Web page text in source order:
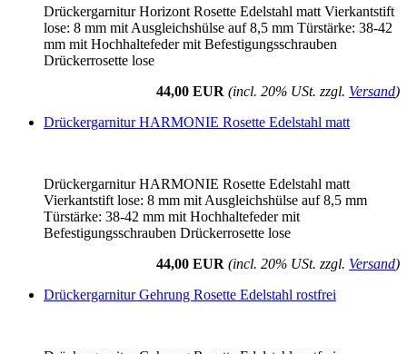
Drückergarnitur Horizont Rosette Edelstahl matt Vierkantstift
lose: 8 mm mit Ausgleichshülse auf 8,5 mm Türstärke: 38-42
mm mit Hochhaltefeder mit Befestigungsschrauben
Drückerrosette lose
44,00 EUR (incl. 20% USt. zzgl. Versand)
Drückergarnitur HARMONIE Rosette Edelstahl matt
Drückergarnitur HARMONIE Rosette Edelstahl matt
Vierkantstift lose: 8 mm mit Ausgleichshülse auf 8,5 mm
Türstärke: 38-42 mm mit Hochhaltefeder mit
Befestigungsschrauben Drückerrosette lose
44,00 EUR (incl. 20% USt. zzgl. Versand)
Drückergarnitur Gehrung Rosette Edelstahl rostfrei